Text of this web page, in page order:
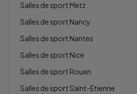
Salles de sport Metz
Salles de sport Nancy
Salles de sport Nantes
Salles de sport Nice
Salles de sport Rouen
Salles de sport Saint-Etienne